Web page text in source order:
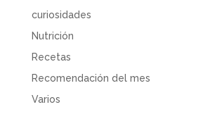
curiosidades
Nutrición
Recetas
Recomendación del mes
Varios